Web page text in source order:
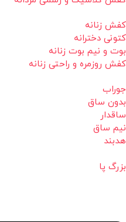
کفش زنانه
کتونی دخترانه
بوت و نیم بوت زنانه
کفش روزمره و راحتی زنانه
جوراب
بدون ساق
ساقدار
نیم ساق
هدبند
بزرگ پا